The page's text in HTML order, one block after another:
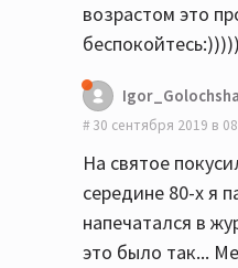
возрастом это
беспокойтесь:)))))
30 сентября 2019 в
На святое
середине 80-х я
напечатался в
это было так...